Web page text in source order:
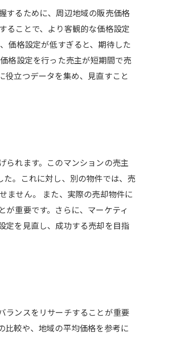
するために、周辺地域の販売価格
ることで、より客観的な価格設定
価格設定が低すぎると、期待した
格設定を行った売主が短期間で売
役立つデータを集め、見直すこと
られます。このマンションの売主
。これに対し、別の物件では、売
ません。 また、実際の売却物件に
が重要です。さらに、マーケティ
定を見直し、成功する売却を目指
ランスをリサーチすることが重要
比較や、地域の平均価格を参考に